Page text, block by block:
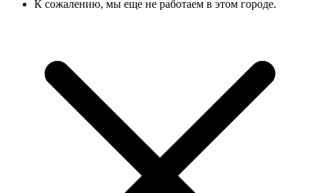
К сожалению, мы еще не работаем в этом городе.